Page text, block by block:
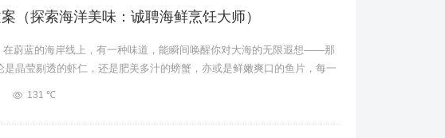
（探索海洋美味：诚聘海鲜烹饪大师）
蓝的海岸线上，有一种味道，能瞬间唤醒你对大海的无限遐想——那
是晶莹剔透的虾仁，还是肥美多汁的螃蟹，亦或是鲜嫩爽口的鱼片，每一
131 ℃